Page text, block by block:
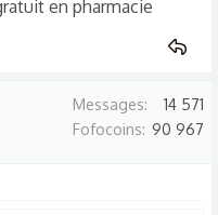
en pharmacie
Messages
14 571
Fofocoins 90 967